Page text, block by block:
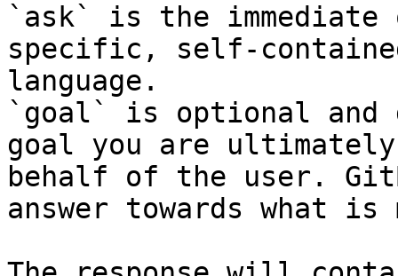
`ask` is the
specific, self-
language.
`goal` is optional and
goal you are
behalf of the user.
answer towards what